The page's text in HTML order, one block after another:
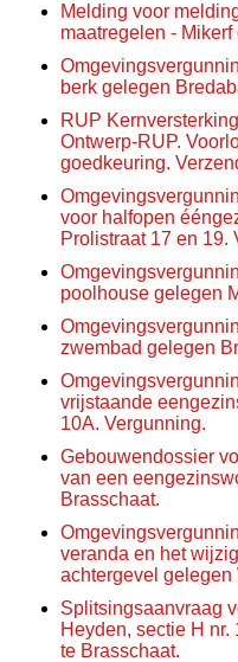
Melding voor
maatregelen -
berk gelegen
RUP
Ontwerp-RUP.
goedkeuring.
voor halfopen
Prolistraat 17 en 19.
poolhouse gelegen
zwembad gelegen
vrijstaande
10A. Vergunning.
Gebouwendossier
van een
Brasschaat.
veranda en het
achtergevel gelegen
Splitsingsaanvraag
Heyden, sectie H
te Brasschaat.